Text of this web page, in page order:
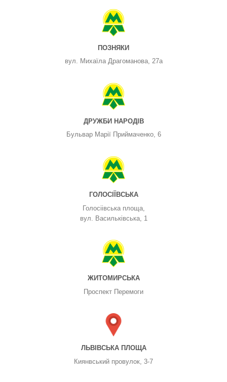
ПОЗНЯКИ
вул. Михаїла Драгоманова, 27а
ДРУЖБИ НАРОДІВ
Бульвар Марії Приймаченко, 6
ГОЛОСІЇВСЬКА
Голосіівська площа,
вул. Васильківська, 1
ЖИТОМИРСЬКА
Проспект Перемоги
ЛЬВІВСЬКА ПЛОЩА
Киянвський провулок, 3-7